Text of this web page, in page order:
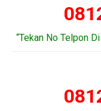
“Tekan No Telpon